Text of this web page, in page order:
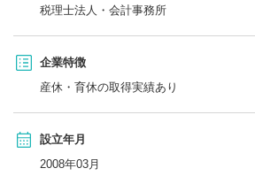
税理士法人・会計事務所
企業特徴
産休・育休の取得実績あり
設立年月
2008年03月